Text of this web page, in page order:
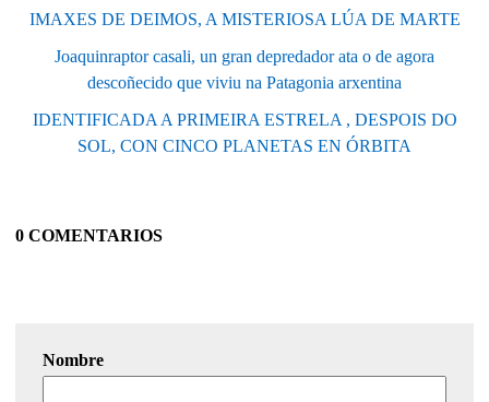
IMAXES DE DEIMOS, A MISTERIOSA LÚA DE MARTE
Joaquinraptor casali, un gran depredador ata o de agora
descoñecido que viviu na Patagonia arxentina
IDENTIFICADA A PRIMEIRA ESTRELA , DESPOIS DO
SOL, CON CINCO PLANETAS EN ÓRBITA
0 COMENTARIOS
Nombre